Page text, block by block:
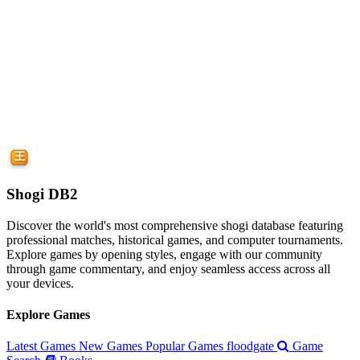
Shogi DB2
Discover the world's most comprehensive shogi database featuring
professional matches, historical games, and computer tournaments.
Explore games by opening styles, engage with our community
through game commentary, and enjoy seamless access across all
your devices.
Explore Games
Latest Games New Games Popular Games floodgate
Game